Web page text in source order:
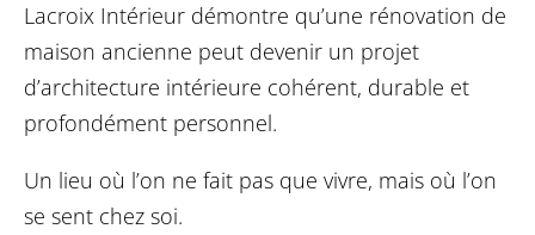
Lacroix Intérieur démontre qu’une rénovation de
maison ancienne peut devenir un projet
d’architecture intérieure cohérent, durable et
profondément personnel.
Un lieu où l’on ne fait pas que vivre, mais où l’on
se sent chez soi.